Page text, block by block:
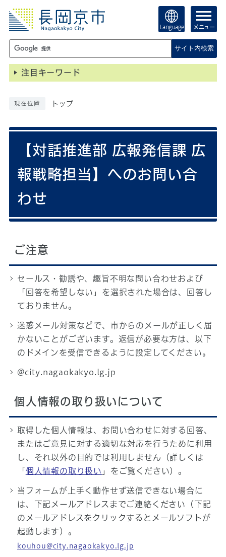
Language メニュー
サイト内検索
注目キーワード
現在位置 トップ
【対話推進部 広報発信課 広
報戦略担当】へのお問い合
わせ
ご注意
セールス・勧誘や、趣旨不明な問い合わせおよび
「回答を希望しない」を選択された場合は、回答し
ておりません。
迷惑メール対策などで、市からのメールが正しく届
かないことがございます。返信が必要な方は、以下
のドメインを受信できるように設定してください。
@city.nagaokakyo.lg.jp
個人情報の取り扱いについて
取得した個人情報は、お問い合わせに対する回答、
またはご意見に対する適切な対応を行うために利用
し、それ以外の目的では利用しません（詳しくは
「 個人情報の取り扱い 」をご覧ください）。
当フォームが上手く動作せず送信できない場合に
は、下記メールアドレスまでご連絡ください（下記
のメールアドレスをクリックするとメールソフトが
起動します）。
kouhou@city.nagaokakyo.lg.jp